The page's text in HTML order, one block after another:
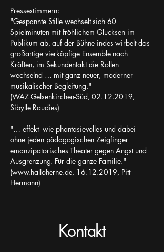
Pressestimmern:
"Gespannte Stille wechselt sich 60
Spielminuten mit fröhlichem Glucksen im
Publikum ab, auf der Bühne indes wirbelt das
großartige vierköpfige Ensemble nach
Kräften, im Sekundentakt die Rollen
wechselnd … mit ganz neuer, moderner
musikalischer Begleitung."
(WAZ Gelsenkirchen-Süd, 02.12.2019,
Sibylle Raudies)
"… effekt- wie phantasievolles und dabei
ohne jeden pädagogischen Zeigfinger
emanzipatorisches Theater gegen Angst und
Ausgrenzung. Für die ganze Familie."
(www.halloherne.de, 16.12.2019, Pitt
Hermann)
Kontakt